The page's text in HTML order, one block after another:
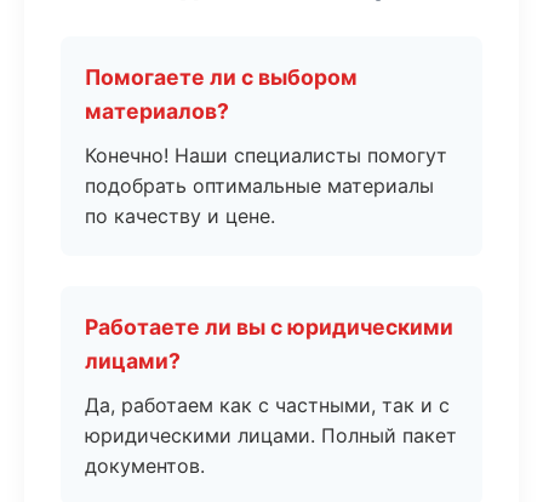
Помогаете ли с выбором
материалов?
Конечно! Наши специалисты помогут
подобрать оптимальные материалы
по качеству и цене.
Работаете ли вы с юридическими
лицами?
Да, работаем как с частными, так и с
юридическими лицами. Полный пакет
документов.